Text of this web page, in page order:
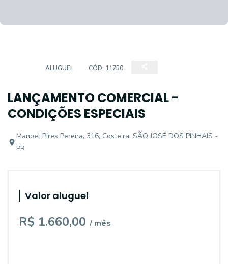
ALUGUEL CÓD: 11750
LANÇAMENTO COMERCIAL -
CONDIÇÕES ESPECIAIS
Manoel Pires Pereira, 316, Costeira, SÃO JOSÉ DOS PINHAIS -
PR
Valor aluguel
R$ 1.660,00 / mês